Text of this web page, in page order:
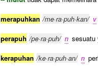
merapuhkan /me·ra·puh·kan/ v
perapuh /pe·ra·puh/ n sesuatu
kerapuhan /ke·ra·puh·an/ n